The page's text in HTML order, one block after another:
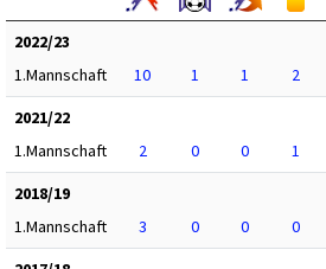
2022/23
1.Mannschaft
10 1 1 2
2021/22
1.Mannschaft
2 0 0 1
2018/19
1.Mannschaft
3 0 0 0